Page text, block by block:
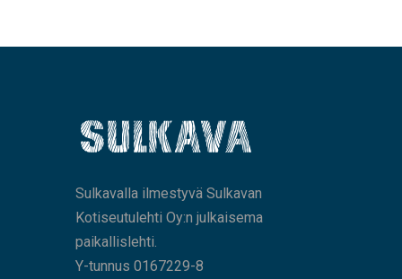
Sulkavalla ilmestyvä Sulkavan
Kotiseutulehti Oy:n julkaisema
paikallislehti.
Y-tunnus 0167229-8